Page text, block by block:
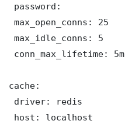
password:
max_open_conns: 25
max_idle_conns: 5
conn_max_lifetime: 5m
cache:
driver: redis
host: localhost